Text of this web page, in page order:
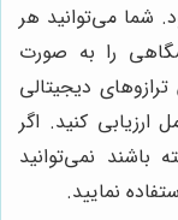
شما می‌توانید هر
را به صورت
دیجیتالی
ارزیابی کنید. اگر
باشند نمی‌توانید
نمایید.